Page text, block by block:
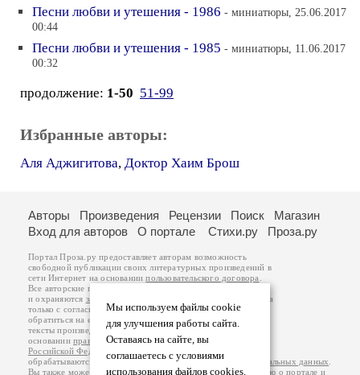
Песни любви и утешения - 1986 - миниатюры, 25.06.2017
00:44
Песни любви и утешения - 1985 - миниатюры, 11.06.2017
00:32
продолжение: 1-50 51-99
Избранные авторы:
Аля Аджигитова, Доктор Хаим Брош
Мы используем файлы cookie
для улучшения работы сайта.
Оставаясь на сайте, вы
соглашаетесь с условиями
использования файлов cookies.
Авторы Произведения Рецензии Поиск
Магазин
Вход для авторов
О портале Стихи.ру Проза.ру
Портал Проза.ру предоставляет авторам возможность
свободной публикации своих литературных произведений в
сети Интернет на основаниипользовательского договора
Все авторские права на произведения принадлежат авторам
и охраняются законом
. Перепечатка произведений возможна
только с согласия его автора, к которому вы можете
обратиться на его авторской странице. Ответственность за
тексты произведений авторы несут самостоятельно на
основанииправил публикацииизаконодательства
Российской Федерации
обрабатываются на основанииПолитики обработки персональных данных
Вы также можете посмотреть более подробнуюинформацию о портале и